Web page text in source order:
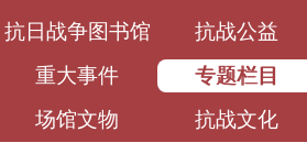
抗日战争图书馆
抗战公益
重大事件
专题栏目
场馆文物 抗战文化